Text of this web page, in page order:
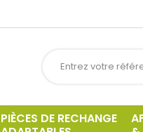
PIÈCES DE RECHANGE